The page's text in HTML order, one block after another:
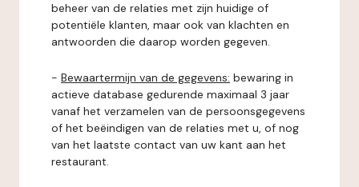
beheer van de relaties met zijn huidige of
potentiële klanten, maar ook van klachten en
antwoorden die daarop worden gegeven.
- Bewaartermijn van de gegevens: bewaring in
actieve database gedurende maximaal 3 jaar
vanaf het verzamelen van de persoonsgegevens
of het beëindigen van de relaties met u, of nog
van het laatste contact van uw kant aan het
restaurant.